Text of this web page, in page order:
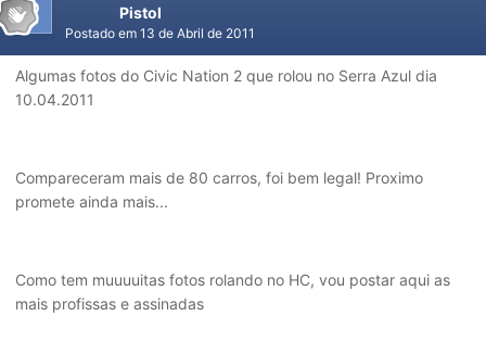
Pistol
Postado em 13 de Abril de 2011
Algumas fotos do Civic Nation 2 que rolou no Serra Azul dia
10.04.2011
Compareceram mais de 80 carros, foi bem legal! Proximo
promete ainda mais...
Como tem muuuuitas fotos rolando no HC, vou postar aqui as
mais profissas e assinadas